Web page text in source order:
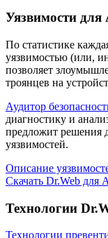
Уязвимости для
По статистике
уязвимостью (или,
позволяет
троянцев на
Аудитор
диагностику и
предложит решения
уязвимостей.
Описание
Скачать Dr.Web для
Технологии
Технологии